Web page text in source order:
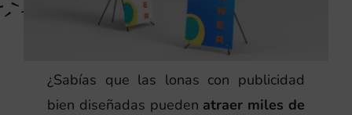
¿Sabías que las lonas con publicidad
bien diseñadas pueden atraer miles de